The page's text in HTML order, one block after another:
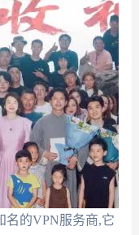
名的VPN服务商,它